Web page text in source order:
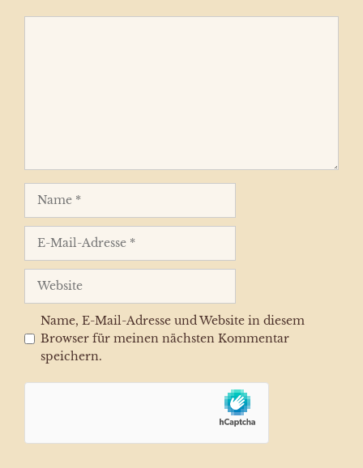
Mail-
Adresse
Website
Name, E-Mail-Adresse und Website in diesem
Browser für meinen nächsten Kommentar
speichern.